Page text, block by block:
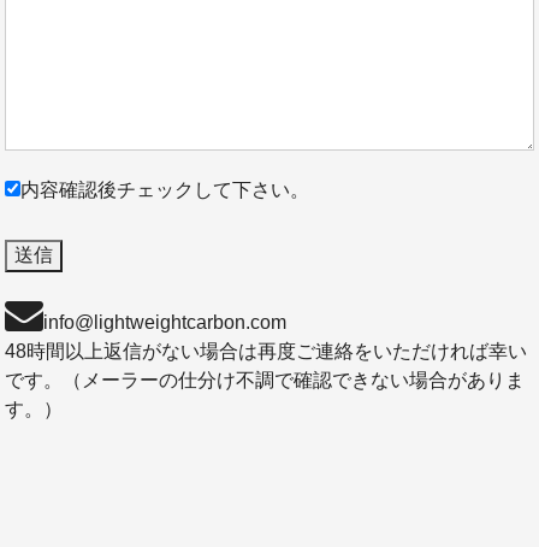
内容確認後チェックして下さい。
info@lightweightcarbon.com
48時間以上返信がない場合は再度ご連絡をいただければ幸い
です。（メーラーの仕分け不調で確認できない場合がありま
す。）